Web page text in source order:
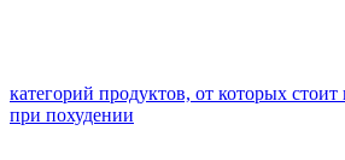
категорий продуктов, от которых стоит
при похудении